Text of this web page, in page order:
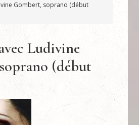
Gombert, soprano (début
Ludivine
(début